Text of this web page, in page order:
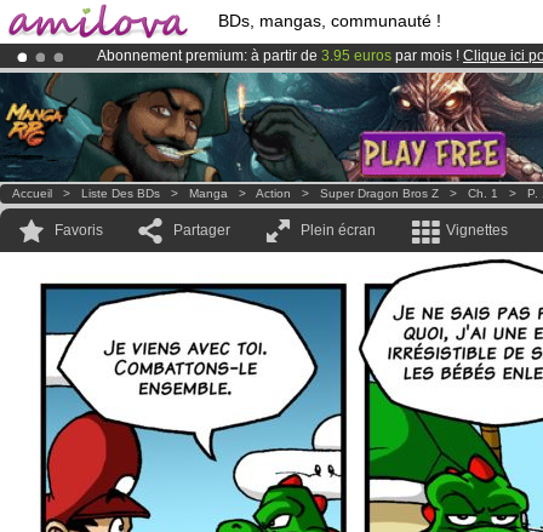
BDs, mangas, communauté !
Abonnement premium: à partir de 3.95 euros par mois ! Clique ici
LeKickstarter Amilova est désormais lancé!.
Déjà 100000membreset 1000BDs & Mangas!
Accueil > Liste Des BDs > Manga > Action > Super Dragon Bros Z > Ch. 1 > P.
Favoris Partager Plein écran Vignettes